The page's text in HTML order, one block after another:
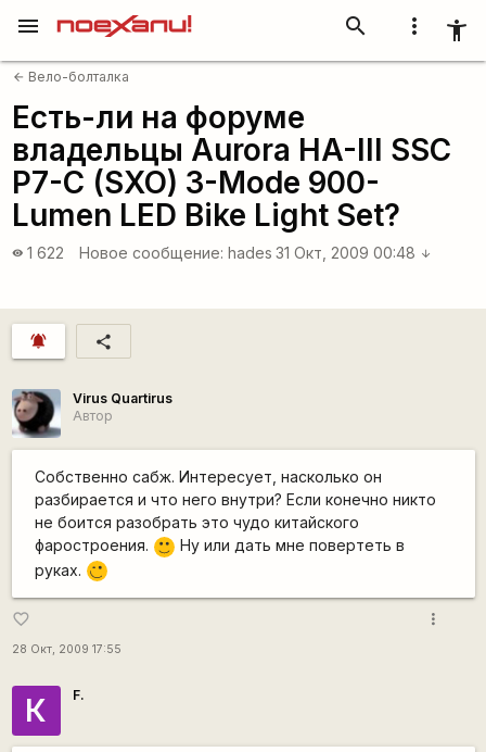
more_vert accessibility_new
search
menu
arrow_back Вело-болталка
Есть-ли на форуме
владельцы Aurora HA-III SSC
P7-C (SXO) 3-Mode 900-
Lumen LED Bike Light Set?
visibility 1 622 Новое сообщение: hades 31 Окт, 2009 00:48 arrow_downward
notifications_active share
Virus Quartirus
Автор
Собственно сабж. Интересует, насколько он
разбирается и что него внутри? Если конечно никто
не боится разобрать это чудо китайского
фаростроения.
:)
Ну или дать мне повертеть в
руках.
;)
favorite_border
28 Окт, 2009 17:55
more_vert
К F.